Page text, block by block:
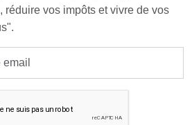
réduire vos impôts et vivre de vos